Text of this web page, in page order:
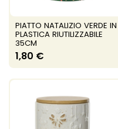
PIATTO NATALIZIO VERDE IN
PLASTICA RIUTILIZZABILE
35CM
1,80 €